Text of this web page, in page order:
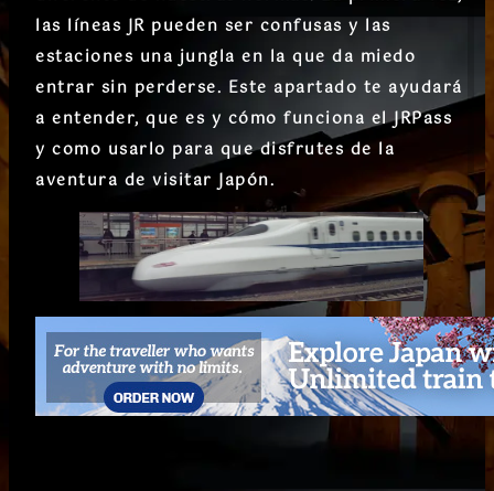
las líneas JR pueden ser confusas y las
estaciones una jungla en la que da miedo
entrar sin perderse. Este apartado te ayudará
a entender, que es y cómo funciona el JRPass
y como usarlo para que disfrutes de la
aventura de visitar Japón.